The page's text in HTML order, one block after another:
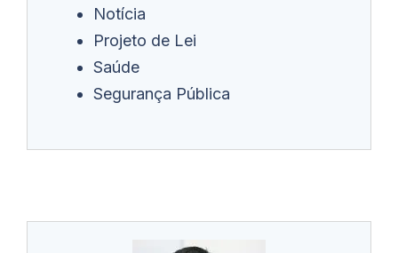
Notícia
Projeto de Lei
Saúde
Segurança Pública